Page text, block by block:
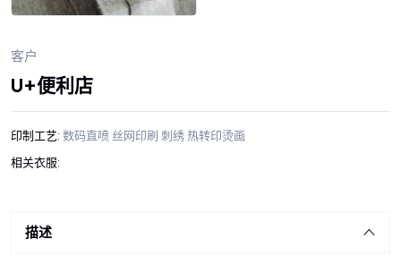
客户
U+便利店
印制工艺: 数码直喷丝网印刷 刺绣 热转印烫画
相关衣服:
描述